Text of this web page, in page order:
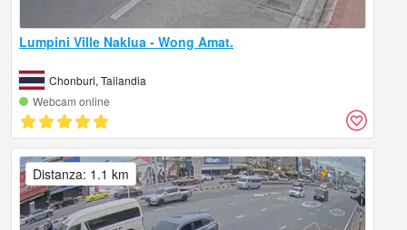
Lumpini Ville Naklua - Wong Amat.
Chonburi, Tailandia
Webcam online
Distanza: 1.1 km